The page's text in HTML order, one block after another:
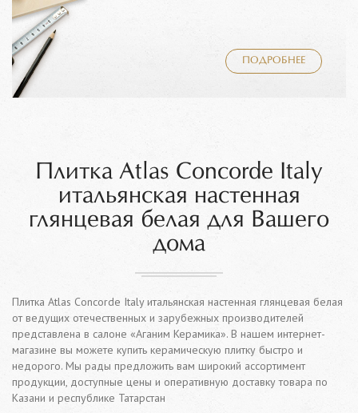
ПОДРОБНЕЕ
Плитка Atlas Concorde Italy
итальянская настенная
глянцевая белая для Вашего
дома
Плитка Atlas Concorde Italy итальянская настенная глянцевая белая
от ведущих отечественных и зарубежных производителей
представлена в салоне «Аганим Керамика». В нашем интернет-
магазине вы можете купить керамическую плитку быстро и
недорого. Мы рады предложить вам широкий ассортимент
продукции, доступные цены и оперативную доставку товара по
Казани и республике Татарстан